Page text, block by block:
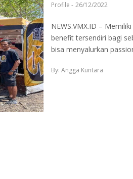
Profile - 26/12/2022
NEWS.VMX.ID –
benefit tersendiri bagi
bisa menyalurkan
By: Angga Kuntara